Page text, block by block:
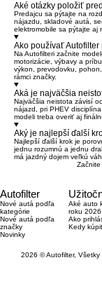
Aké otázky položiť
Predajcu sa pýtajte na
nájazdu, skladové autá,
elektromobile sa pýtajte aj
Ako používať
Na Autofilteri začnite
motorizácie, výbavy a
výkon, prevodovku,
rámci značky.
Aká je najväčšia
Najväčšia neistota závisí
nájazd, pri PHEV
modeli treba overiť aj
Aký je najlepší ďalší
Najlepší ďalší krok je
jednu rozumnú a jednu
má jazdný dojem veľkú
Autofilter
Nové autá podľa
kategórie
Nové autá podľa
značky
Novinky
Aké auto
roku 2026
Ako
Kedy
2026 © Autofilter, Všetky